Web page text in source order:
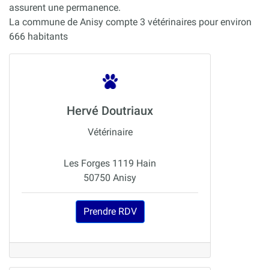
assurent une permanence.
La commune de Anisy compte 3 vétérinaires pour environ
666 habitants
Hervé Doutriaux
Vétérinaire
Les Forges 1119 Hain
50750 Anisy
Prendre RDV